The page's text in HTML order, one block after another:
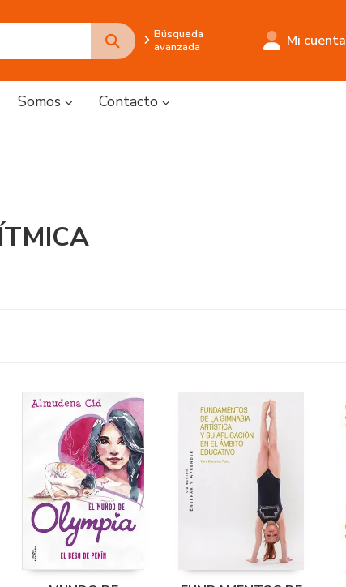
Búsqueda
avanzada
Mi cuenta
Somos Contacto